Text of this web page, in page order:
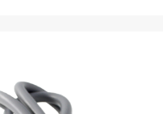
2P公母头发热延长